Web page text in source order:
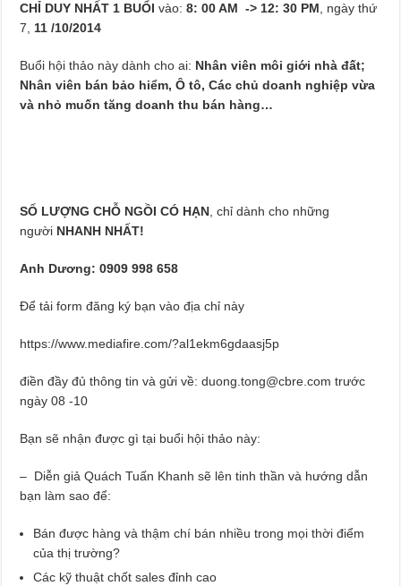
CHỈ DUY NHẤT 1 BUỔIvào:8: 00 AM -> 12: 30 PM , ngày thứ
7, 11 /10/2014
Buổi hội thảo này dành cho ai: Nhân viên môi giới nhà đất;
Nhân viên bán bảo hiểm, Ô tô, Các chủ doanh nghiệp vừa
và nhỏ muốn tăng doanh thu bán hàng…
SỐ LƯỢNG CHỖ NGỒI CÓ HẠN , chỉ dành cho những
người NHANH NHẤT!
Anh Dương: 0909 998 658
Để tải form đăng ký bạn vào địa chỉ này
https://www.mediafire.com/?al1ekm6gdaasj5p
điền đầy đủ thông tin và gửi về: duong.tong@cbre.com trước
ngày 08 -10
Bạn sẽ nhận được gì tại buổi hội thảo này:
– Diễn giả Quách Tuấn Khanh sẽ lên tinh thần và hướng dẫn
bạn làm sao để:
Bán được hàng và thậm chí bán nhiều trong mọi thời điểm
của thị trường?
Các kỹ thuật chốt sales đỉnh cao